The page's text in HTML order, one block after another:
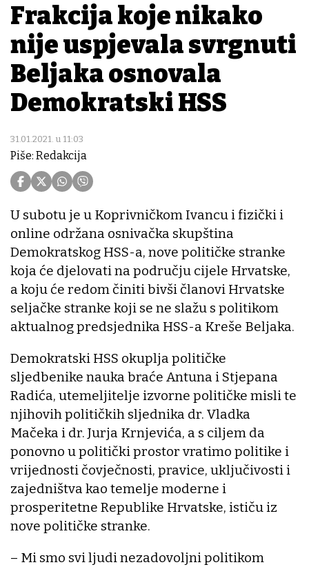
Frakcija koje nikako
nije uspjevala svrgnuti
Beljaka osnovala
Demokratski HSS
31.01.2021. u 11:03
Piše: Redakcija
U subotu je u Koprivničkom Ivancu i fizički i
online održana osnivačka skupština
Demokratskog HSS-a, nove političke stranke
koja će djelovati na području cijele Hrvatske,
a koju će redom činiti bivši članovi Hrvatske
seljačke stranke koji se ne slažu s politikom
aktualnog predsjednika HSS-a Kreše Beljaka.
Demokratski HSS okuplja političke
sljedbenike nauka braće Antuna i Stjepana
Radića, utemeljitelje izvorne političke misli te
njihovih političkih sljednika dr. Vladka
Mačeka i dr. Jurja Krnjevića, a s ciljem da
ponovno u politički prostor vratimo politike i
vrijednosti čovječnosti, pravice, uključivosti i
zajedništva kao temelje moderne i
prosperitetne Republike Hrvatske, ističu iz
nove političke stranke.
– Mi smo svi ljudi nezadovoljni politikom